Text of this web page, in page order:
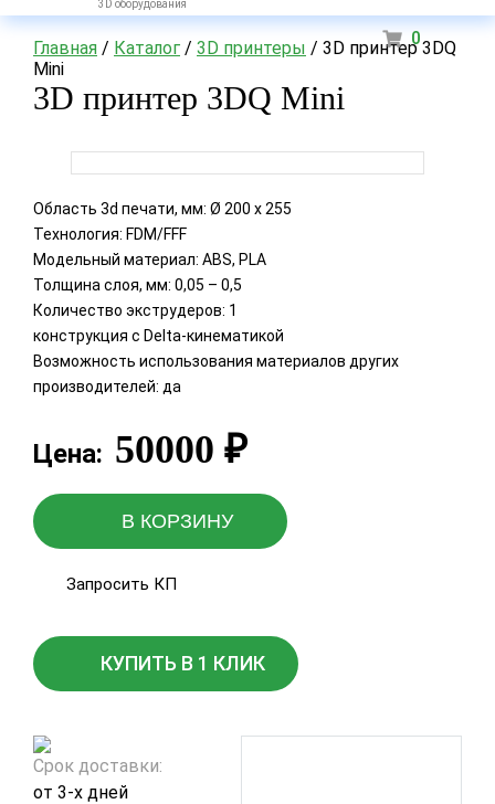
3D оборудования
0
Главная / Каталог / 3D принтеры / 3D принтер 3DQ
Mini
3D принтер 3DQ Mini
Область 3d печати, мм: Ø 200 х 255
Технология: FDM/FFF
Модельный материал: ABS, PLA
Толщина слоя, мм: 0,05 – 0,5
Количество экструдеров: 1
конструкция с Delta-кинематикой
Возможность использования материалов других
производителей: да
Цена: 50000 ₽
В КОРЗИНУ
Запросить КП
КУПИТЬ В 1 КЛИК
Срок доставки:
от 3-х дней